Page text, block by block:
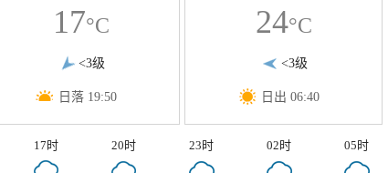
17°C
<3级
日落 19:50
24°C
<3级
日出 06:40
17时 20时 23时 02时 05时